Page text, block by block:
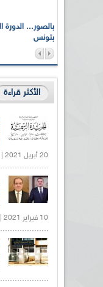
بتونس
الأكثر قراءة
20 أبريل 2021 |
10 فبراير 2021 |